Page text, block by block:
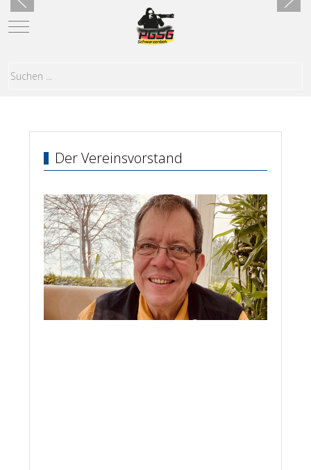
Mobile Menu Toggle
Der Vereinsvorstand